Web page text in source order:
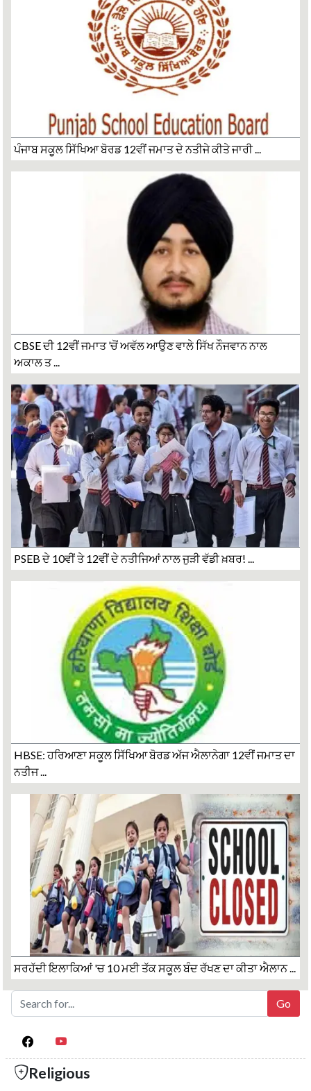
ਪੰਜਾਬ ਸਕੂਲ ਸਿੱਖਿਆ ਬੋਰਡ 12ਵੀਂ ਜਮਾਤ ਦੇ ਨਤੀਜੇ ਕੀਤੇ ਜਾਰੀ ...
CBSE ਦੀ 12ਵੀਂ ਜਮਾਤ ’ਚੋਂ ਅਵੱਲ ਆਉਣ ਵਾਲੇ ਸਿੱਖ ਨੌਜਵਾਨ ਨਾਲ
ਅਕਾਲ ਤ ...
PSEB ਦੇ 10ਵੀਂ ਤੇ 12ਵੀਂ ਦੇ ਨਤੀਜਿਆਂ ਨਾਲ ਜੁੜੀ ਵੱਡੀ ਖ਼ਬਰ! ...
HBSE: ਹਰਿਆਣਾ ਸਕੂਲ ਸਿੱਖਿਆ ਬੋਰਡ ਅੱਜ ਐਲਾਨੇਗਾ 12ਵੀਂ ਜਮਾਤ ਦਾ
ਨਤੀਜ ...
ਸਰਹੱਦੀ ਇਲਾਕਿਆਂ 'ਚ 10 ਮਈ ਤੱਕ ਸਕੂਲ ਬੰਦ ਰੱਖਣ ਦਾ ਕੀਤਾ ਐਲਾਨ ...
Religious